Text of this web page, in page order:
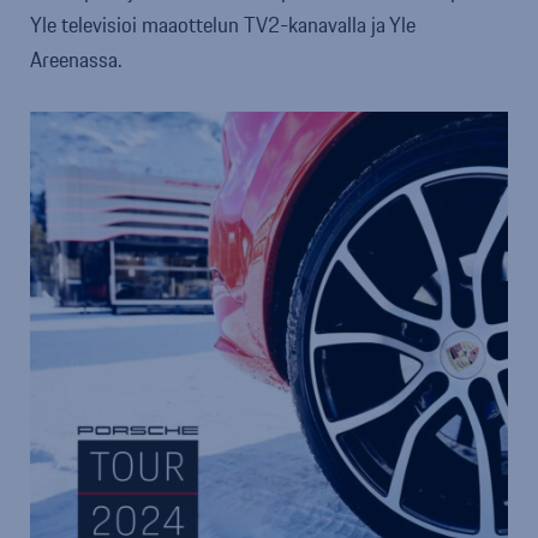
Yle televisioi maaottelun TV2-kanavalla ja Yle
Areenassa.